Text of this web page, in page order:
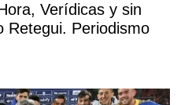
Verídicas y sin
Retegui. Periodismo